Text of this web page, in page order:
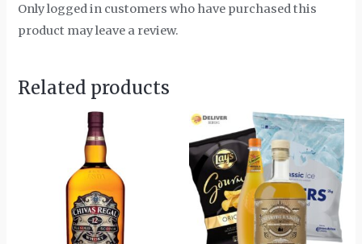
Only logged in customers who have purchased this
product may leave a review.
Related products